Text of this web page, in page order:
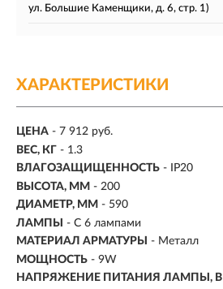
ул. Большие Каменщики, д. 6, стр. 1)
ХАРАКТЕРИСТИКИ
ЦЕНА - 7 912 руб.
ВЕС, КГ - 1.3
ВЛАГОЗАЩИЩЕННОСТЬ - IP20
ВЫСОТА, ММ - 200
ДИАМЕТР, ММ - 590
ЛАМПЫ
- С 6 лампами
МАТЕРИАЛ АРМАТУРЫ
- Металл
МОЩНОСТЬ - 9W
НАПРЯЖЕНИЕ ПИТАНИЯ ЛАМПЫ, В